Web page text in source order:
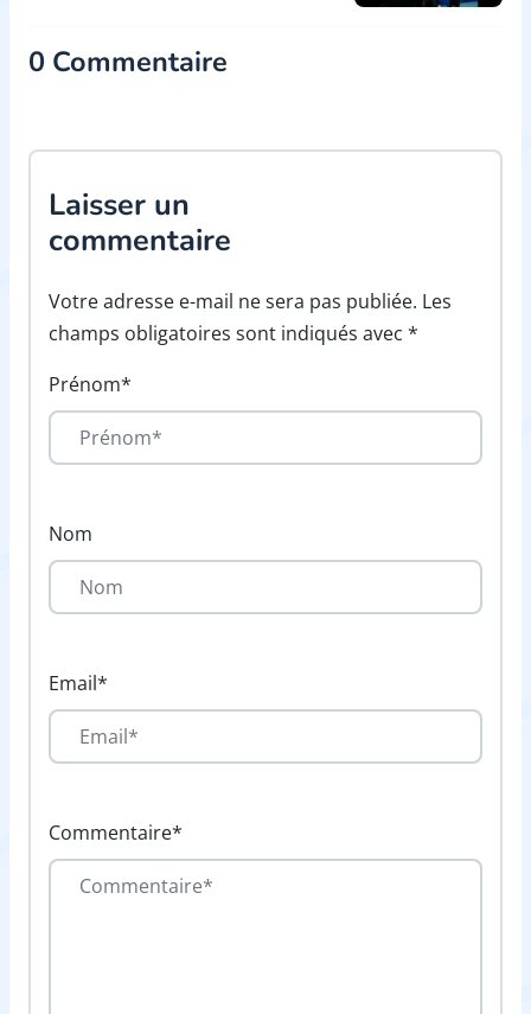
0 Commentaire
Laisser un
commentaire
Votre adresse e-mail ne sera pas publiée. Les
champs obligatoires sont indiqués avec *
Prénom*
Nom
Email*
Commentaire*